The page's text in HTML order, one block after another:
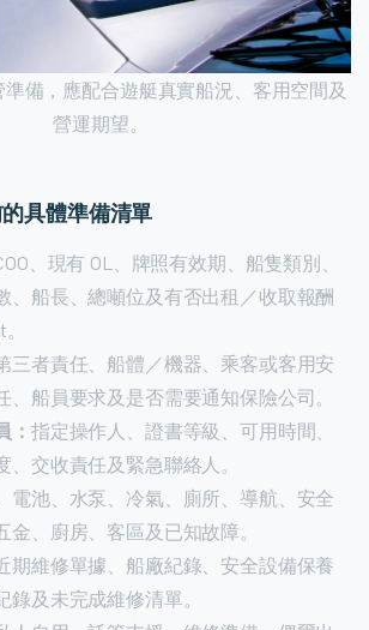
備，應配合遊艇真實船況、客用空間及
營運期望。
的具體準備清單
、現有 OL、牌照有效期、船隻類別、
、船長、總噸位及有否出租／收取報酬
三者責任、船體／機器、乘客或客用安
、船員要求及是否需要通知保險公司。
： 指定操作人、證書等級、可用時間、
、交收責任及緊急聯絡人。
電池、水泵、冷氣、廁所、導航、安全
金、廚房、客區及已知故障。
期維修單據、船廠紀錄、安全設備保養
錄及未完成維修清單。